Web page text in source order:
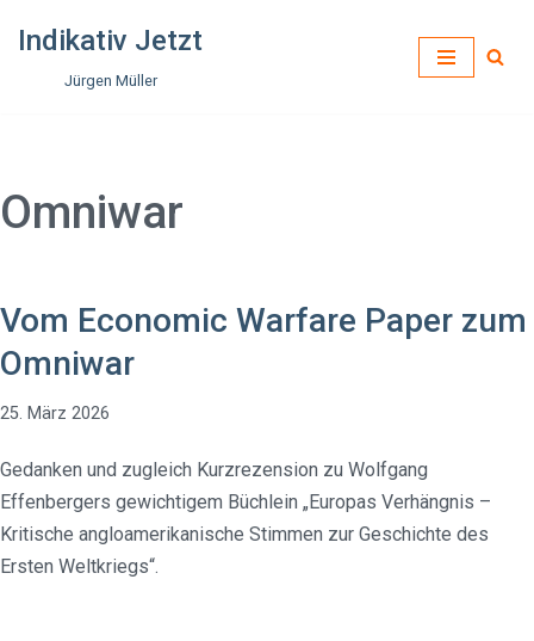
Indikativ Jetzt
Jürgen Müller
Omniwar
Vom Economic Warfare Paper zum
Omniwar
25. März 2026
Gedanken und zugleich Kurzrezension zu Wolfgang
Effenbergers gewichtigem Büchlein „Europas Verhängnis –
Kritische angloamerikanische Stimmen zur Geschichte des
Ersten Weltkriegs“.